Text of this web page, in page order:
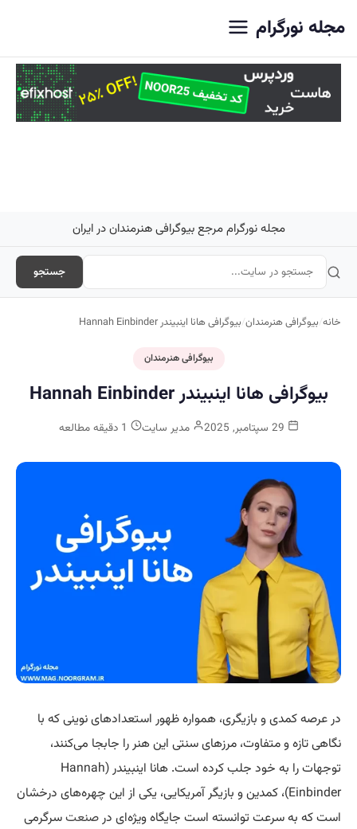
مجله نورگرام
مجله نورگرام مرجع بیوگرافی هنرمندان در ایران
جستجو
خانه/بیوگرافی هنرمندان/بیوگرافی هانا اینبیندر Hannah Einbinder
بیوگرافی هنرمندان
بیوگرافی هانا اینبیندر Hannah Einbinder
مدیر سایت
در عرصه کمدی و بازیگری، همواره ظهور استعدادهای نوینی که با
نگاهی تازه و متفاوت، مرزهای سنتی این هنر را جابجا می‌کنند،
توجهات را به خود جلب کرده است. هانا اینبیندر (Hannah
Einbinder)، کمدین و بازیگر آمریکایی، یکی از این چهره‌های درخشان
است که به سرعت توانسته است جایگاه ویژه‌ای درصنعتسرگرمی